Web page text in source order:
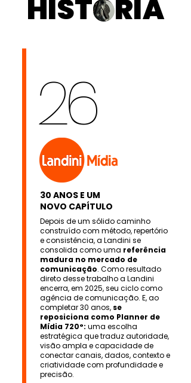
HISTÓRIA
26
30 ANOS E UM
NOVO CAPÍTULO
Depois de um sólido caminho
construído com método, repertório
e consistência, a Landini se
consolida como uma referência
madura no mercado de
comunicação. Como resultado
direto desse trabalho a Landini
encerra, em 2025, seu ciclo como
agência de comunicação. E, ao
completar 30 anos, se
reposiciona como Planner de
Mídia 720°: uma escolha
estratégica que traduz autoridade,
visão ampla e capacidade de
conectar canais, dados, contexto e
criatividade com profundidade e
precisão.